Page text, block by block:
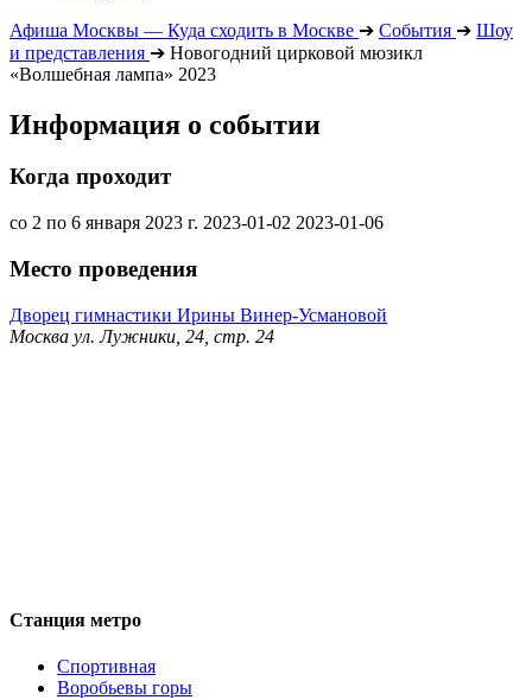
Афиша Москвы — Куда сходить в Москве ➔ События ➔ Шоу
и представления ➔ Новогодний цирковой мюзикл
«Волшебная лампа» 2023
Информация о событии
Когда проходит
со 2 по 6 января 2023 г. 2023-01-02 2023-01-06
Место проведения
Дворец гимнастики Ирины Винер-Усмановой
Москва ул. Лужники, 24, стр. 24
Станция метро
Спортивная
Воробьевы горы